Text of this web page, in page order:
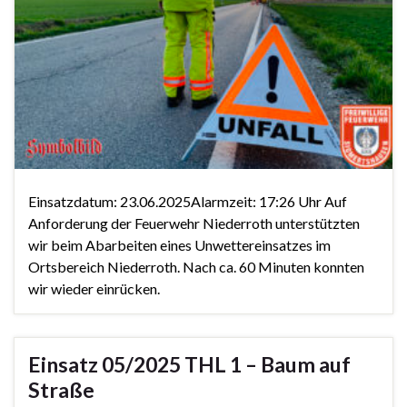
Einsatzdatum: 23.06.2025Alarmzeit: 17:26 Uhr Auf
Anforderung der Feuerwehr Niederroth unterstützten
wir beim Abarbeiten eines Unwettereinsatzes im
Ortsbereich Niederroth. Nach ca. 60 Minuten konnten
wir wieder einrücken.
Einsatz 05/2025 THL 1 – Baum auf
Straße